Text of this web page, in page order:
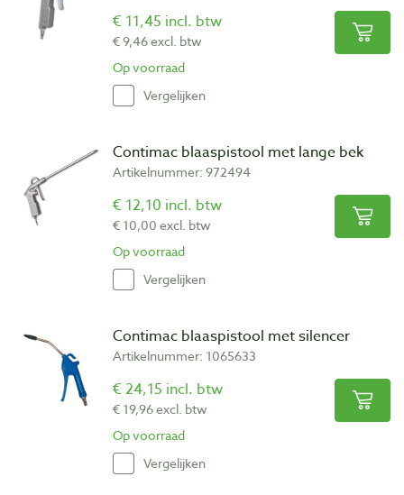
€ 11,45 incl. btw
€ 9,46 excl. btw
Op voorraad
Vergelijken
Contimac blaaspistool met lange bek
Artikelnummer: 972494
€ 12,10 incl. btw
€ 10,00 excl. btw
Op voorraad
Vergelijken
Contimac blaaspistool met silencer
Artikelnummer: 1065633
€ 24,15 incl. btw
€ 19,96 excl. btw
Op voorraad
Vergelijken